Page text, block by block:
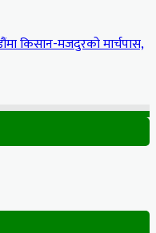
किसान-मजदुरको मार्चपास,